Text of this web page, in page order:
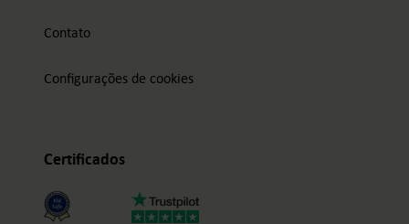
Contato
Configurações de cookies
Certificados